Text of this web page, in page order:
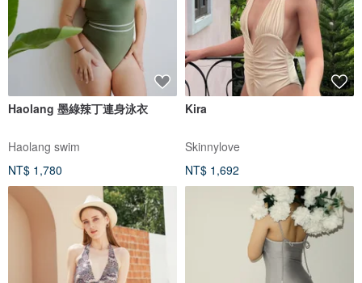
Haolang 墨綠辣丁連身泳衣
Haolang swim
NT$ 1,780
Kira
Skinnylove
NT$ 1,692